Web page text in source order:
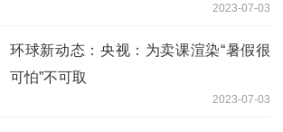
2023-07-03
环球新动态：央视：为卖课渲染“暑假很
可怕”不可取
2023-07-03